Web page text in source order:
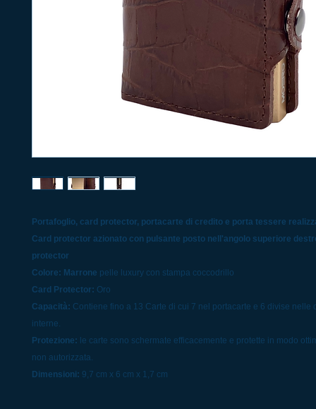
Portafoglio, card protector, portacarte di credito e porta tessere
Card protector azionato con pulsante posto nell'angolo superiore
protector
Colore: Marrone pelle luxury con stampa coccodrillo
Card Protector: Oro
Capacità: Contiene fino a 13 Carte di cui 7 nel portacarte e 6 divise nelle
interne.
Protezione: le carte sono schermate efficacemente e protette in modo
non autorizzata.
Dimensioni: 9,7 cm x 6 cm x 1,7 cm